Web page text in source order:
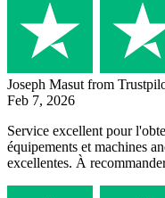
Joseph Masut from
Feb 7, 2026
Service excellent pour
équipements et machines
excellentes. À